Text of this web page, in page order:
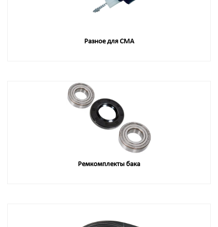
Разное для СМА
Ремкомплекты бака